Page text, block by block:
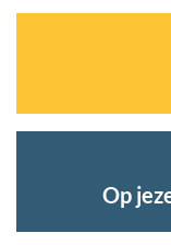
Op